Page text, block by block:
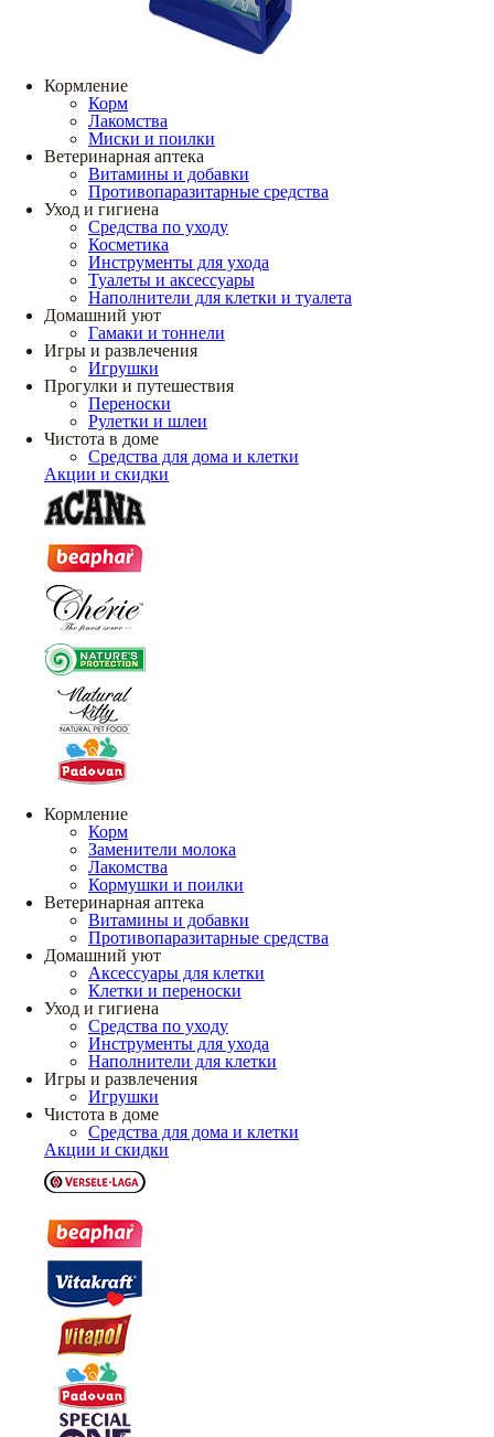
Кормление
Корм
Лакомства
Миски и поилки
Ветеринарная аптека
Витамины и добавки
Противопаразитарные средства
Уход и гигиена
Средства по уходу
Косметика
Инструменты для ухода
Туалеты и аксессуары
Наполнители для клетки и туалета
Домашний уют
Гамаки и тоннели
Игры и развлечения
Игрушки
Прогулки и путешествия
Переноски
Рулетки и шлеи
Чистота в доме
Средства для дома и клетки
Акции и скидки
Кормление
Корм
Заменители молока
Лакомства
Кормушки и поилки
Ветеринарная аптека
Витамины и добавки
Противопаразитарные средства
Домашний уют
Аксессуары для клетки
Клетки и переноски
Уход и гигиена
Средства по уходу
Инструменты для ухода
Наполнители для клетки
Игры и развлечения
Игрушки
Чистота в доме
Средства для дома и клетки
Акции и скидки